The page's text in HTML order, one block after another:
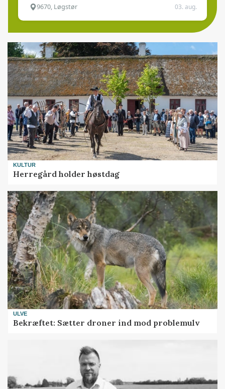
9670, Løgstør 03. aug.
KULTUR
Herregård holder høstdag
ULVE
Bekræftet: Sætter droner ind mod problemulv